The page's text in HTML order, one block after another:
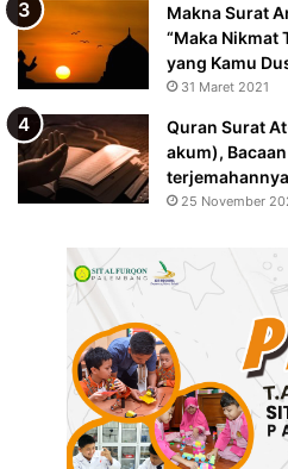
Makna Surat
“Maka Nikmat
yang Kamu
31 Maret 2021
Quran Surat
akum),
terjemahannya
25 November